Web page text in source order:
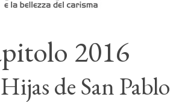
2016
Hijas de San Pablo